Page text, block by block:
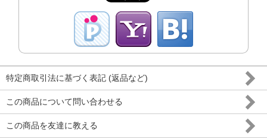
特定商取引法に基づく表記 (返品など)
この商品について問い合わせる
この商品を友達に教える